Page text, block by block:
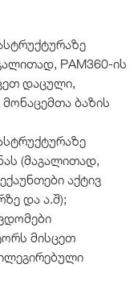
PAM360-ის
დაცული,
ბაზის
(მაგალითად,
აქტივ
და ა.შ);
მისცეთ